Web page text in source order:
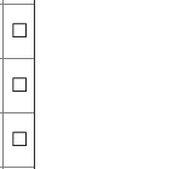
☐
☐
☐